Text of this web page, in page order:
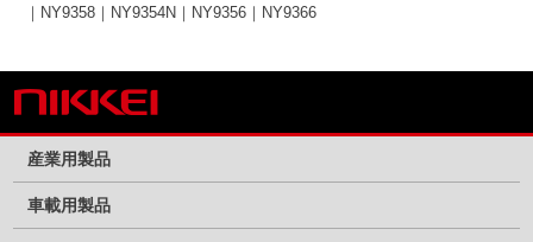
NY9358
NY9354N NY9356 NY9366
産業用製品
車載用製品